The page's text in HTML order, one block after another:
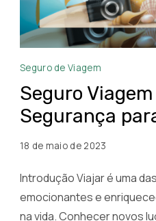
Seguro
Porto
Seguro
Seguro de Viagem
Seguro
Segurança
18 de maio de 2023
Introdução Viajar é uma
emocionantes e
na vida. Conhecer novos